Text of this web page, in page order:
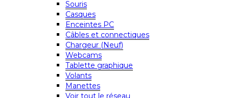
Souris
Casques
Enceintes PC
Câbles et connectiques
Chargeur (Neuf)
Webcams
Tablette graphique
Volants
Manettes
Voir tout le réseau